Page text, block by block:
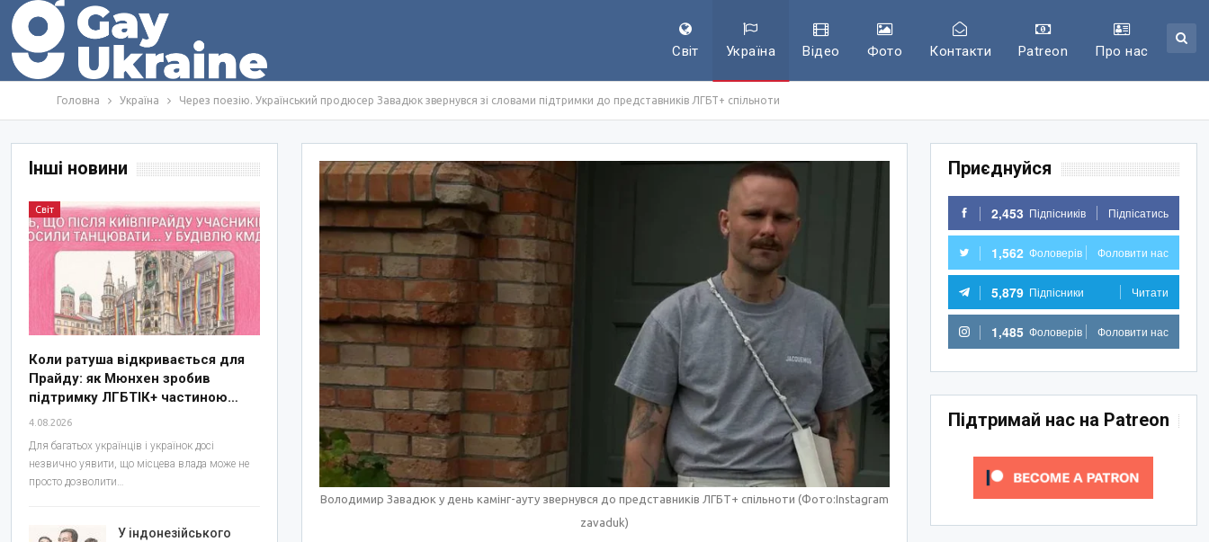
Світ Україна Відео Фото Контакти Patreon Про нас
Головна Україна Через поезію. Український продюсер Завадюк звернувся зі словами підтримки до представників ЛГБТ+ спільноти
Володимир Завадюк у день камінг-ауту звернувся до представників ЛГБТ+ спільноти (Фото:Instagram
zavaduk)
Приєднуйся
2,453 Підпісників Підпісатись
1,562 Фоловерів Фоловити нас
5,879 Підпісники Читати
1,485 Фоловерів Фоловити нас
Підтримай нас на Patreon
Інші новини
Світ
Коли ратуша відкривається для
Прайду: як Мюнхен зробив
підтримку ЛГБТІК+ частиною…
4.08.2026
Для багатьох українців і українок досі
незвично уявити, що місцева влада може не
просто дозволити…
У індонезійського